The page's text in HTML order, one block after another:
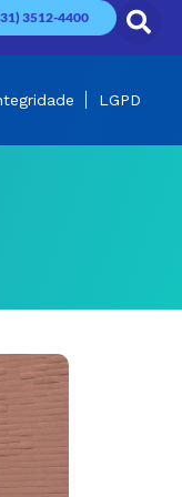
3512-4400
LGPD